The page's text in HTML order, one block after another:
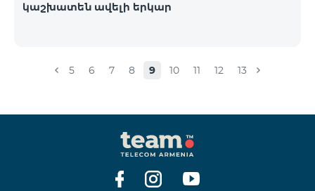
կաշխատեն ավելի երկար
5 6 7 8 9 10 11 12 13